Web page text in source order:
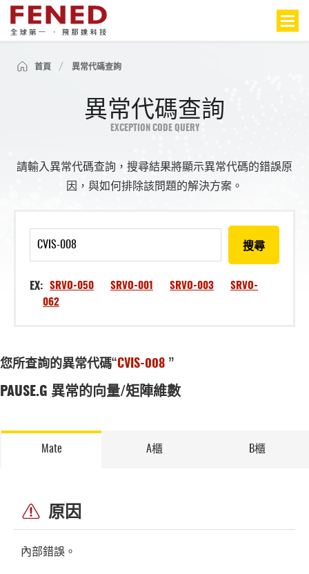
首頁 異常代碼查詢
異常代碼查詢
EXCEPTION CODE QUERY
請輸入異常代碼查詢，搜尋結果將顯示異常代碼的錯誤原
因，與如何排除該問題的解決方案。
搜尋
EX: SRVO-050 SRVO-001 SRVO-003
SRVO-
062
您所查詢的異常代碼“CVIS-008 ”
PAUSE.G 異常的向量/矩陣維數
Mate A櫃 B櫃
原因
內部錯誤。